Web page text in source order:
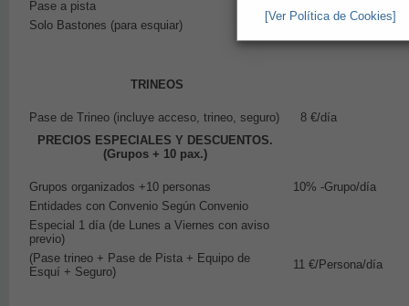
[Ver Política de Cookies]
Pase a pista
Solo Bastones (para esquiar)
TRINEOS
Pase de Trineo (incluye acceso, trineo, seguro)
8 €/día
PRECIOS ESPECIALES Y DESCUENTOS.
(Grupos + 10 pax.)
Grupos organizados +10 personas
10% -Grupo/día
Entidades con Convenio Según Convenio
Especial 1 día (de Lunes a Viernes con aviso
previo)
(Pase trineo + Pase de Pista + Equipo de
Esquí + Seguro)
11 €/Persona/día